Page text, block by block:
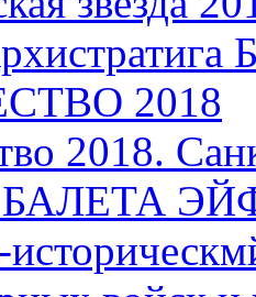
2018
2018.
БАЛЕТА